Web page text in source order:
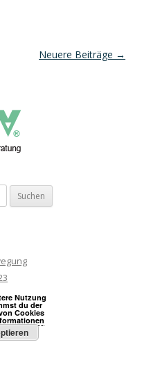
Neuere Beiträge →
Nutzung
du der
Cookies